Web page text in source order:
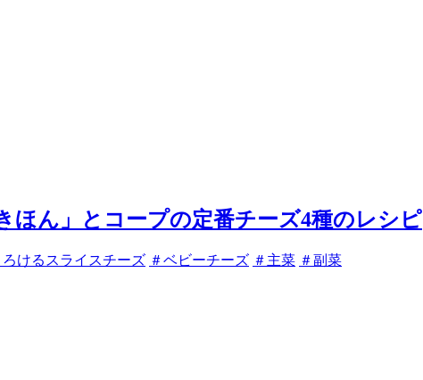
ほん」とコープの定番チーズ4種のレシピ
ろけるスライスチーズ ＃ベビーチーズ ＃主菜 ＃副菜